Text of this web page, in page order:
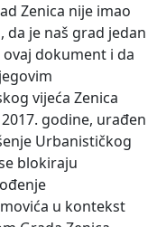
Zenica nije imao
da je naš grad jedan
dokument i da
vijeća Zenica
godine, urađen
Urbanističkog
blokiraju
u kontekst